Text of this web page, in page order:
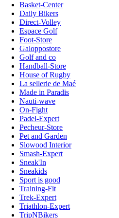
Basket-Center
Daily Bikers
Direct-Volley
Espace Golf
Foot-Store
Galoppostore
Golf and co
Handball-Store
House of Rugby
La sellerie de Maé
Made in Paradis
Nauti-wave
On-Fight
Padel-Expert
Pecheur-Store
Pet and Garden
Slowood Interior
Smash-Expert
Sneak'In
Sneakids
Sport is good
Training-Fit
Trek-Expert
Triathlon-Expert
TripNBikers